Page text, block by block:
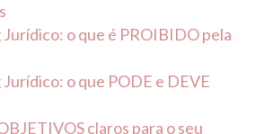
o que é PROIBIDO pela
o que PODE e DEVE
claros para o seu